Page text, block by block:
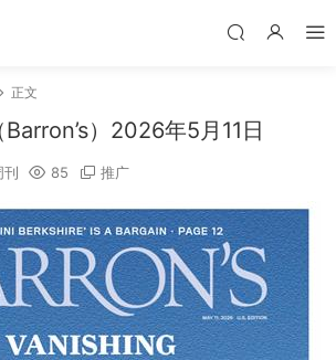
正文
）2026年5月11日
刊 85 推广